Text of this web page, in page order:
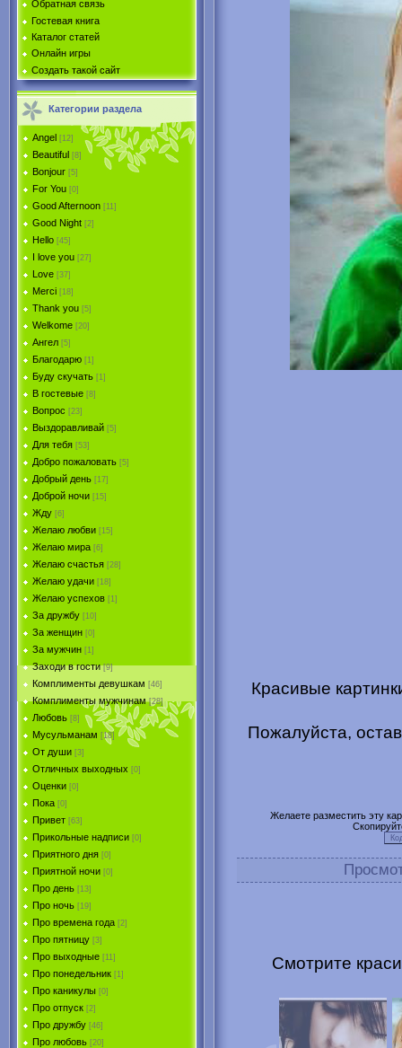
Обратная связь
Гостевая книга
Каталог статей
Онлайн игры
Создать такой сайт
Категории раздела
Angel [12]
Beautiful [8]
Bonjour [5]
For You [0]
Good Afternoon [11]
Good Night [2]
Hello [45]
I love you [27]
Love [37]
Merci [18]
Thank you [5]
Welkome [20]
Ангел [5]
Благодарю [1]
Буду скучать [1]
В гостевые [8]
Вопрос [23]
Выздоравливай [5]
Для тебя [53]
Добро пожаловать [5]
Добрый день [17]
Доброй ночи [15]
Жду [6]
Желаю любви [15]
Желаю мира [6]
Желаю счастья [28]
Желаю удачи [18]
Желаю успехов [1]
За дружбу [10]
За женщин [0]
За мужчин [1]
Заходи в гости [9]
Комплименты девушкам [46]
Комплименты мужчинам [28]
Любовь [8]
Мусульманам [18]
От души [3]
Отличных выходных [0]
Оценки [0]
Пока [0]
Привет [63]
Прикольные надписи [0]
Приятного дня [0]
Приятной ночи [0]
Про день [13]
Про ночь [19]
Про времена года [2]
Про пятницу [3]
Про выходные [11]
Про понедельник [1]
Про каникулы [0]
Про отпуск [2]
Про дружбу [46]
Про любовь [20]
Красивые
Пожалуйста,
Желаете разместить эту
Смотрите